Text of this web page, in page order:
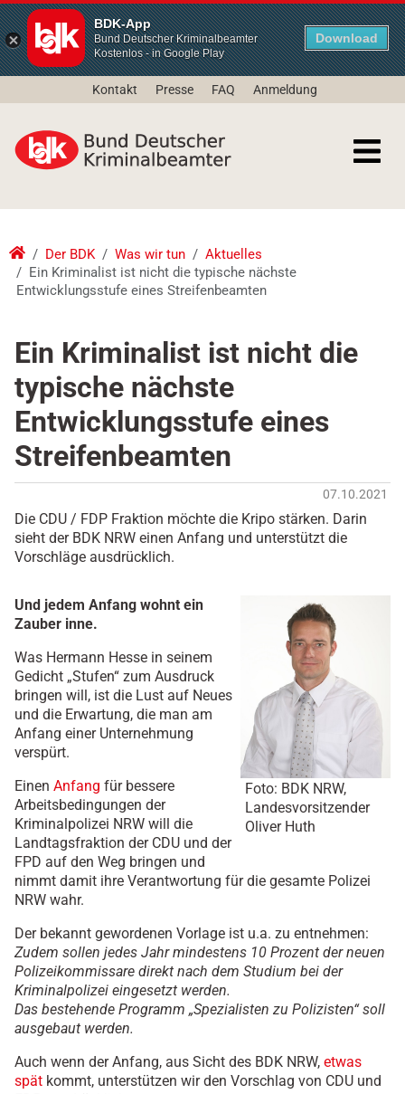
BDK-App
Bund Deutscher Kriminalbeamter
Kostenlos - in Google Play
Download
Kontakt Presse FAQ Anmeldung
Der BDK Was wir tun
Aktuelles
Ein Kriminalist ist nicht die typische nächste
Entwicklungsstufe eines Streifenbeamten
Ein Kriminalist ist nicht die
typische nächste
Entwicklungsstufe eines
Streifenbeamten
07.10.2021
Die CDU / FDP Fraktion möchte die Kripo stärken. Darin
sieht der BDK NRW einen Anfang und unterstützt die
Vorschläge ausdrücklich.
Foto: BDK NRW,
Landesvorsitzender
Oliver Huth
Und jedem Anfang wohnt ein
Zauber inne.
Was Hermann Hesse in seinem
Gedicht „Stufen“ zum Ausdruck
bringen will, ist die Lust auf Neues
und die Erwartung, die man am
Anfang einer Unternehmung
verspürt.
Einen Anfang für bessere
Arbeitsbedingungen der
Kriminalpolizei NRW will die
Landtagsfraktion der CDU und der
FPD auf den Weg bringen und
nimmt damit ihre Verantwortung für die gesamte Polizei
NRW wahr.
Der bekannt gewordenen Vorlage ist u.a. zu entnehmen:
Zudem sollen jedes Jahr mindestens 10 Prozent der neuen
Polizeikommissare direkt nach dem Studium bei der
Kriminalpolizei eingesetzt werden.
Das bestehende Programm „Spezialisten zu Polizisten“ soll
ausgebaut werden.
Auch wenn der Anfang, aus Sicht des BDK NRW, etwas
spät kommt, unterstützen wir den Vorschlag von CDU und